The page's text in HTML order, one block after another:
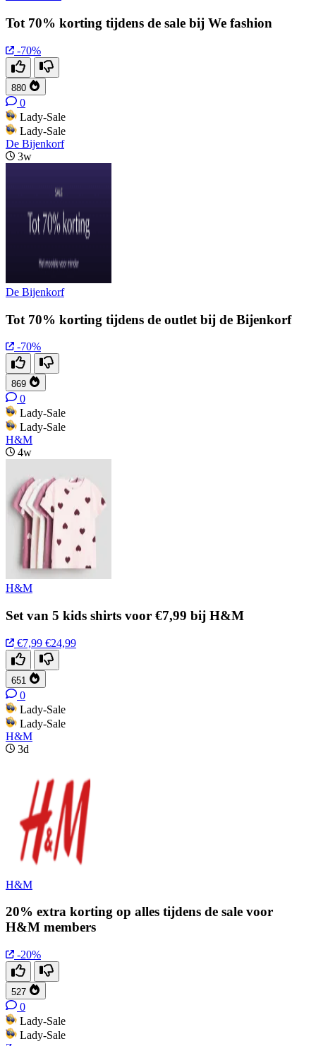
Tot 70% korting tijdens de sale bij We fashion
-70%
880
0
Lady-Sale
Lady-Sale
De Bijenkorf
3w
De Bijenkorf
Tot 70% korting tijdens de outlet bij de Bijenkorf
-70%
869
0
Lady-Sale
Lady-Sale
H&M
4w
H&M
Set van 5 kids shirts voor €7,99 bij H&M
€7,99 €24,99
651
0
Lady-Sale
Lady-Sale
H&M
3d
H&M
20% extra korting op alles tijdens de sale voor
H&M members
-20%
527
0
Lady-Sale
Lady-Sale